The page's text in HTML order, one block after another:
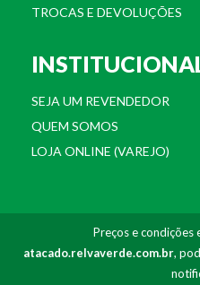
TROCAS E DEVOLUÇÕES
SEJA UM REVENDEDOR
QUEM SOMOS
LOJA ONLINE (VAREJO)
Preços e condições
atacado.relvaverde.com.br,